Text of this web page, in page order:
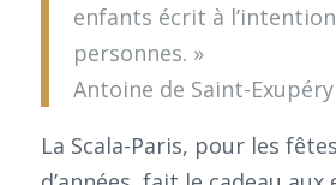
enfants écrit à
personnes. »
Antoine de Saint-Exupéry
La Scala-Paris, pour les